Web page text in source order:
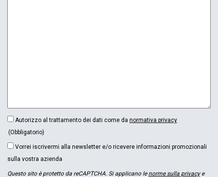
CONSENSO
(OBBLIGATORIO)
Autorizzo al trattamento dei dati come da normativa privacy
(Obbligatorio)
NEWSLETTER
Vorrei iscrivermi alla newsletter e/o ricevere informazioni promozionali
sulla vostra azienda
Questo sito è protetto da reCAPTCHA. Si applicano le norme sulla privacye